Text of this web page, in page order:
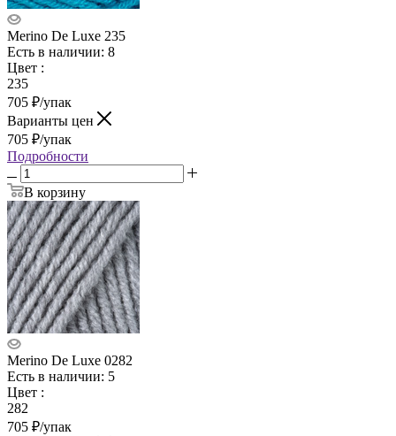
Merino De Luxe 235
Есть в наличии: 8
Цвет :
235
705 ₽/упак
Варианты цен
705 ₽/упак
Подробности
В корзину
Merino De Luxe 0282
Есть в наличии: 5
Цвет :
282
705 ₽/упак